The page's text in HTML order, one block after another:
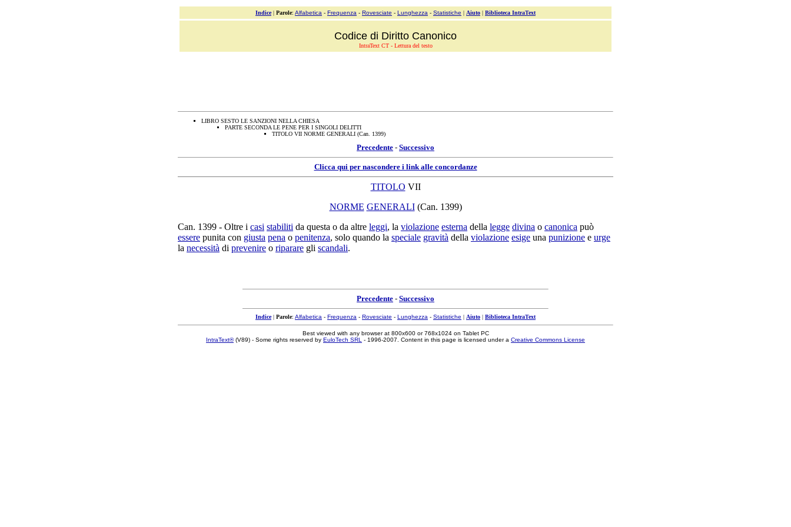
Indice| Parole: Alfabetica - Frequenza - Rovesciate - Lunghezza - Statistiche | Aiuto | Biblioteca IntraText
Codice di Diritto Canonico
IntraText CT - Lettura del testo
LIBRO SESTO LE SANZIONI NELLA CHIESA
PARTE SECONDA LE PENE PER I SINGOLI DELITTI
TITOLO VII NORME GENERALI (Can. 1399)
Precedente - Successivo
Clicca qui per nascondere i link alle concordanze
TITOLO VII
NORME GENERALI(Can. 1399)
Can. 1399 - Oltre i casi stabiliti da questa o da altre leggi, la violazione esterna della legge divina o canonica può
essere punita con giusta pena o penitenza, solo quando la speciale gravità della violazione esige una punizione e urge
la necessità di prevenire o riparare gli scandali.
Precedente - Successivo
Indice| Parole: Alfabetica - Frequenza - Rovesciate - Lunghezza - Statistiche | Aiuto | Biblioteca IntraText
Best viewed with any browser at 800x600 or 768x1024 on Tablet PC
IntraText®(V89) - Some rights reserved by EuloTech SRL - 1996-2007. Content in this page is licensed under a Creative Commons License